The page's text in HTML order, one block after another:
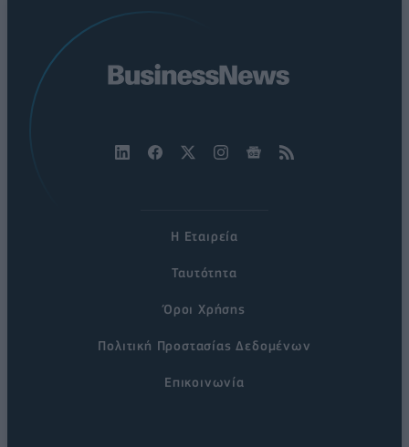
Η Εταιρεία
Ταυτότητα
Όροι Χρήσης
Πολιτική Προστασίας Δεδομένων
Επικοινωνία